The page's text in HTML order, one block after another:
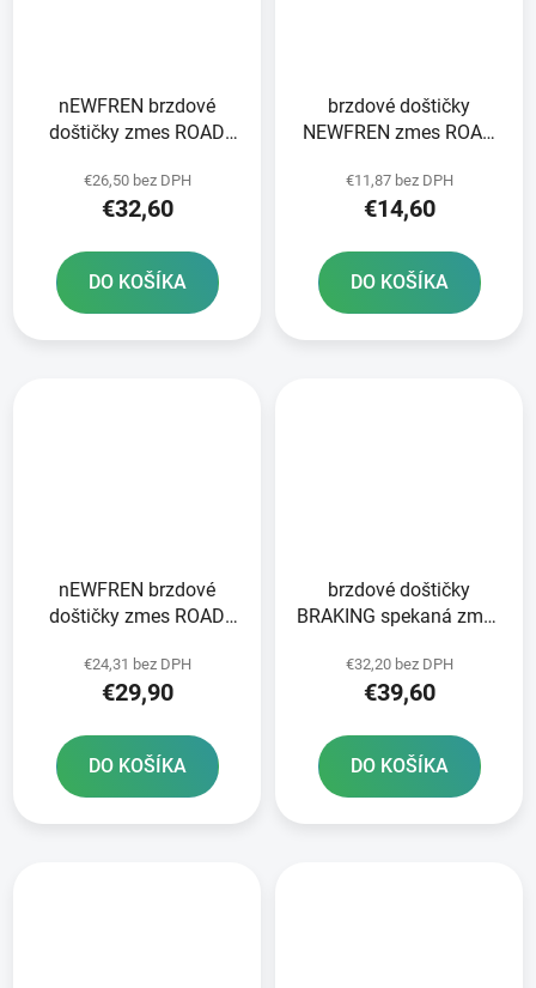
nEWFREN brzdové
doštičky zmes ROAD
ks v balení
€26,50 bez DPH
€32,60
DO KOŠÍKA
brzdové doštičky
NEWFREN zmes ROAD
v balení
€11,87 bez DPH
€14,60
DO KOŠÍKA
nEWFREN brzdové
doštičky zmes ROAD
ks v balení
€24,31 bez DPH
€29,90
DO KOŠÍKA
brzdové doštičky
BRAKING spekaná zmes
€32,20 bez DPH
€39,60
DO KOŠÍKA